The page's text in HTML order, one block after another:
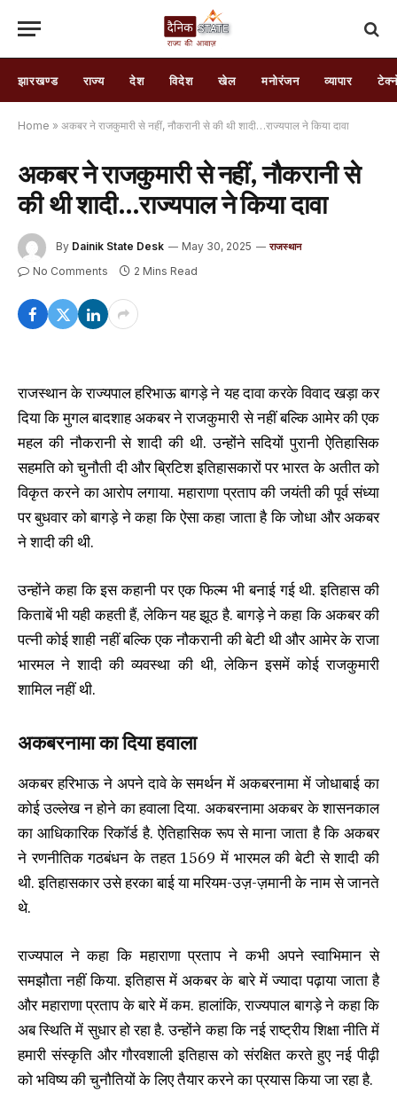
झारखण्ड राज्य देश विदेश खेल मनोरंजन व्यापार
Home » अकबर ने राजकुमारी से नहीं, नौकरानी से की थी शादी…राज्यपाल ने किया दावा
अकबर ने राजकुमारी से नहीं, नौकरानी से
की थी शादी…राज्यपाल ने किया दावा
By Dainik State Desk May 30, 2025 राजस्थान
No Comments 2 Mins Read
राजस्थान के राज्यपाल हरिभाऊ बागड़े ने यह दावा करके विवाद खड़ा कर
दिया कि मुगल बादशाह अकबर ने राजकुमारी से नहीं बल्कि आमेर की एक
महल की नौकरानी से शादी की थी. उन्होंने सदियों पुरानी ऐतिहासिक
सहमति को चुनौती दी और ब्रिटिश इतिहासकारों पर भारत के अतीत को
विकृत करने का आरोप लगाया. महाराणा प्रताप की जयंती की पूर्व संध्या
पर बुधवार को बागड़े ने कहा कि ऐसा कहा जाता है कि जोधा और अकबर
ने शादी की थी.
उन्होंने कहा कि इस कहानी पर एक फिल्म भी बनाई गई थी. इतिहास की
किताबें भी यही कहती हैं, लेकिन यह झूठ है. बागड़े ने कहा कि अकबर की
पत्नी कोई शाही नहीं बल्कि एक नौकरानी की बेटी थी और आमेर के राजा
भारमल ने शादी की व्यवस्था की थी, लेकिन इसमें कोई राजकुमारी
शामिल नहीं थी.
अकबरनामा का दिया हवाला
अकबर हरिभाऊ ने अपने दावे के समर्थन में अकबरनामा में जोधाबाई का
कोई उल्लेख न होने का हवाला दिया. अकबरनामा अकबर के शासनकाल
का आधिकारिक रिकॉर्ड है. ऐतिहासिक रूप से माना जाता है कि अकबर
ने रणनीतिक गठबंधन के तहत 1569 में भारमल की बेटी से शादी की
थी. इतिहासकार उसे हरका बाई या मरियम-उज़-ज़मानी के नाम से जानते
थे.
राज्यपाल ने कहा कि महाराणा प्रताप ने कभी अपने स्वाभिमान से
समझौता नहीं किया. इतिहास में अकबर के बारे में ज्यादा पढ़ाया जाता है
और महाराणा प्रताप के बारे में कम. हालांकि, राज्यपाल बागड़े ने कहा कि
अब स्थिति में सुधार हो रहा है. उन्होंने कहा कि नई राष्ट्रीय शिक्षा नीति में
हमारी संस्कृति और गौरवशाली इतिहास को संरक्षित करते हुए नई पीढ़ी
को भविष्य की चुनौतियों के लिए तैयार करने का प्रयास किया जा रहा है.